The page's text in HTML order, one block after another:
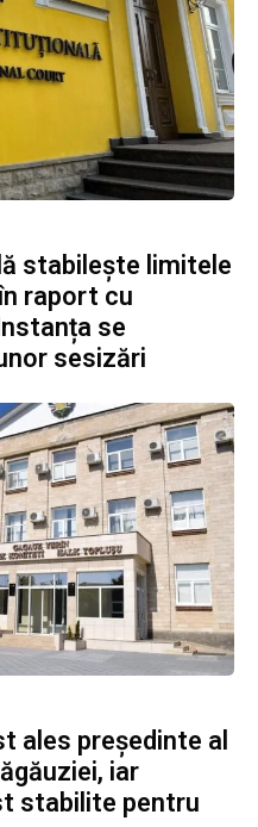
stabilește limitele
raport cu
se
sesizări
ales președinte al
iar
stabilite pentru